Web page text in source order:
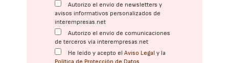
Autorizo el envío de newsletters y
avisos informativos personalizados de
interempresas.net
Autorizo el envío de comunicaciones
de terceros vía interempresas.net
He leído y acepto elAviso Legal y la